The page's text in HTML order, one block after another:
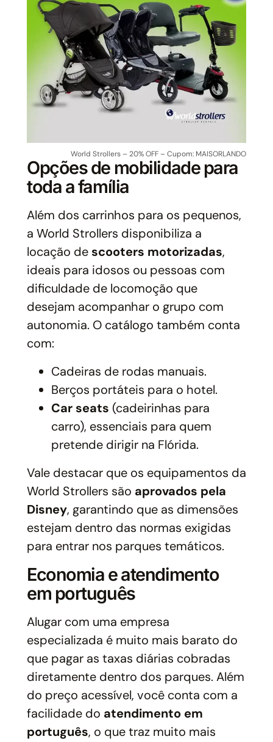
World Strollers – 20% OFF – Cupom: MAISORLANDO
Opções de mobilidade para
toda a família
Além dos carrinhos para os pequenos,
a World Strollers disponibiliza a
locação de scooters motorizadas,
ideais para idosos ou pessoas com
dificuldade de locomoção que
desejam acompanhar o grupo com
autonomia. O catálogo também conta
com:
Cadeiras de rodas manuais.
Berços portáteis para o hotel.
Car seats (cadeirinhas para
carro), essenciais para quem
pretende dirigir na Flórida.
Vale destacar que os equipamentos da
World Strollers são aprovados pela
Disney, garantindo que as dimensões
estejam dentro das normas exigidas
para entrar nos parques temáticos.
Economia e atendimento
em português
Alugar com uma empresa
especializada é muito mais barato do
que pagar as taxas diárias cobradas
diretamente dentro dos parques. Além
do preço acessível, você conta com a
facilidade do atendimento em
português, o que traz muito mais